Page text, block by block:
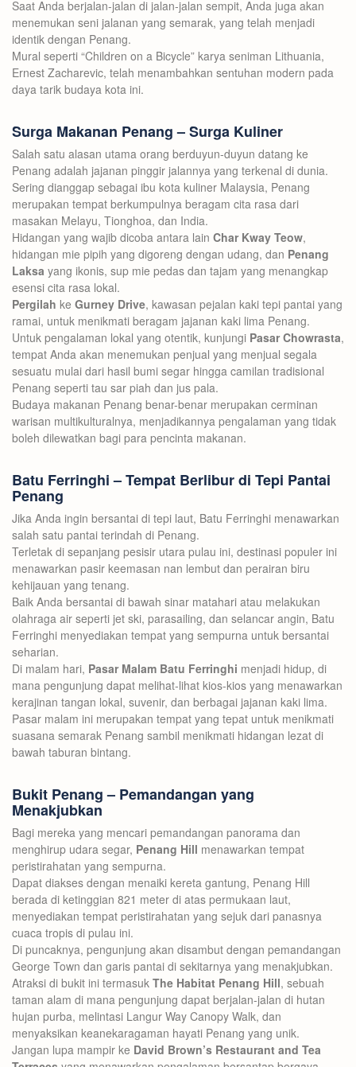
Saat Anda berjalan-jalan di jalan-jalan sempit, Anda juga akan
menemukan seni jalanan yang semarak, yang telah menjadi
identik dengan Penang.
Mural seperti “Children on a Bicycle” karya seniman Lithuania,
Ernest Zacharevic, telah menambahkan sentuhan modern pada
daya tarik budaya kota ini.
Surga Makanan Penang – Surga Kuliner
Salah satu alasan utama orang berduyun-duyun datang ke
Penang adalah jajanan pinggir jalannya yang terkenal di dunia.
Sering dianggap sebagai ibu kota kuliner Malaysia, Penang
merupakan tempat berkumpulnya beragam cita rasa dari
masakan Melayu, Tionghoa, dan India.
Hidangan yang wajib dicoba antara lain Char Kway Teow,
hidangan mie pipih yang digoreng dengan udang, dan Penang
Laksa yang ikonis, sup mie pedas dan tajam yang menangkap
esensi cita rasa lokal.
Pergilah ke Gurney Drive, kawasan pejalan kaki tepi pantai yang
ramai, untuk menikmati beragam jajanan kaki lima Penang.
Untuk pengalaman lokal yang otentik, kunjungi Pasar Chowrasta,
tempat Anda akan menemukan penjual yang menjual segala
sesuatu mulai dari hasil bumi segar hingga camilan tradisional
Penang seperti tau sar piah dan jus pala.
Budaya makanan Penang benar-benar merupakan cerminan
warisan multikulturalnya, menjadikannya pengalaman yang tidak
boleh dilewatkan bagi para pencinta makanan.
Batu Ferringhi – Tempat Berlibur di Tepi Pantai
Penang
Jika Anda ingin bersantai di tepi laut, Batu Ferringhi menawarkan
salah satu pantai terindah di Penang.
Terletak di sepanjang pesisir utara pulau ini, destinasi populer ini
menawarkan pasir keemasan nan lembut dan perairan biru
kehijauan yang tenang.
Baik Anda bersantai di bawah sinar matahari atau melakukan
olahraga air seperti jet ski, parasailing, dan selancar angin, Batu
Ferringhi menyediakan tempat yang sempurna untuk bersantai
seharian.
Di malam hari, Pasar Malam Batu Ferringhi menjadi hidup, di
mana pengunjung dapat melihat-lihat kios-kios yang menawarkan
kerajinan tangan lokal, suvenir, dan berbagai jajanan kaki lima.
Pasar malam ini merupakan tempat yang tepat untuk menikmati
suasana semarak Penang sambil menikmati hidangan lezat di
bawah taburan bintang.
Bukit Penang – Pemandangan yang
Menakjubkan
Bagi mereka yang mencari pemandangan panorama dan
menghirup udara segar, Penang Hill menawarkan tempat
peristirahatan yang sempurna.
Dapat diakses dengan menaiki kereta gantung, Penang Hill
berada di ketinggian 821 meter di atas permukaan laut,
menyediakan tempat peristirahatan yang sejuk dari panasnya
cuaca tropis di pulau ini.
Di puncaknya, pengunjung akan disambut dengan pemandangan
George Town dan garis pantai di sekitarnya yang menakjubkan.
Atraksi di bukit ini termasuk The Habitat Penang Hill, sebuah
taman alam di mana pengunjung dapat berjalan-jalan di hutan
hujan purba, melintasi Langur Way Canopy Walk, dan
menyaksikan keanekaragaman hayati Penang yang unik.
Jangan lupa mampir ke David Brown’s Restaurant and Tea